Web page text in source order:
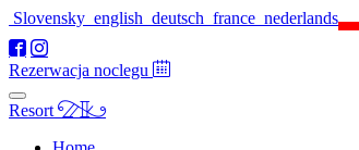
Slovensky english deutsch france nederlands
Rezerwacja noclegu
Resort